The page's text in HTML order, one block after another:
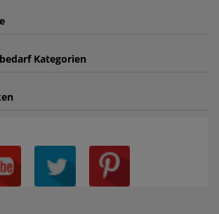
durch SSL
Zeit abmelden.
Kategorien
Heftstreifen
Kaffee
Klebeband
Radiergummis
Schnellhefter
Sichthüllen
Leitz
Läufer
Melitta